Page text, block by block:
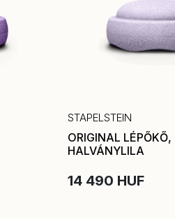
STAPELSTEIN
ORIGINAL LÉPŐKŐ,
HALVÁNYLILA
14 490 HUF